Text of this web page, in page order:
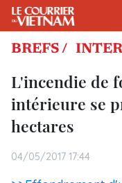
BREFS /
L'incendie de
intérieure se
hectares
04/05/2017 17:44